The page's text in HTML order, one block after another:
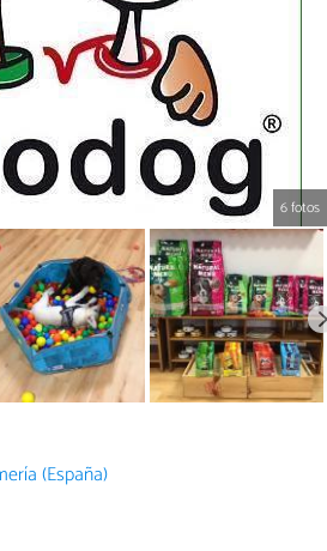
6 fotos
(España)